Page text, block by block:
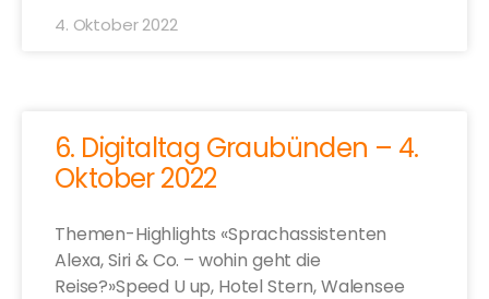
4. Oktober 2022
6. Digitaltag Graubünden – 4.
Oktober 2022
Themen-Highlights «Sprachassistenten
Alexa, Siri & Co. – wohin geht die
Reise?»Speed U up, Hotel Stern, Walensee